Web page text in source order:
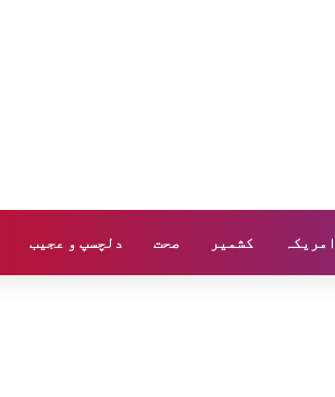
امریکہ کشمیر صحت دلچسپ و عجیب